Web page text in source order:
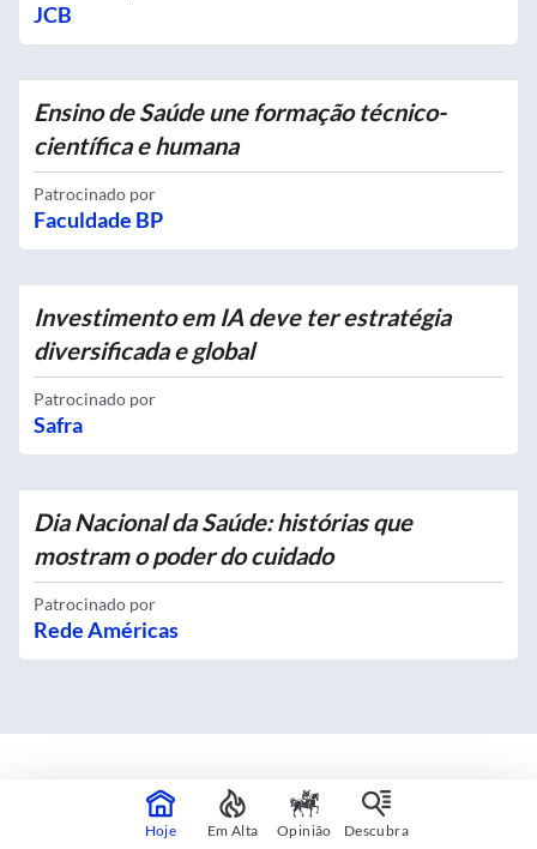
JCB
Ensino de Saúde une formação técnico-
científica e humana
Patrocinado por
Faculdade BP
Investimento em IA deve ter estratégia
diversificada e global
Patrocinado por
Safra
Dia Nacional da Saúde: histórias que
mostram o poder do cuidado
Patrocinado por
Rede Américas
Mapas interativos
Hoje Em Alta Opinião Descubra